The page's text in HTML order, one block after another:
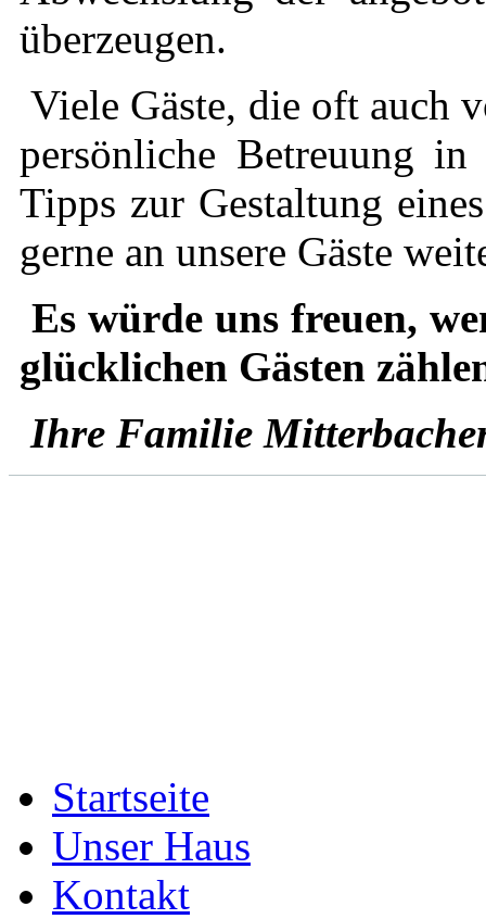
überzeugen.
Viele Gäste, die oft auch
persönliche Betreuung
Tipps zur Gestaltung
gerne an unsere Gäste
Es würde uns freuen,
glücklichen Gästen
Ihre Familie
Startseite
Unser Haus
Kontakt